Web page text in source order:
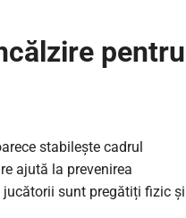
pentru
stabilește cadrul
ajută la prevenirea
sunt pregătiți fizic și